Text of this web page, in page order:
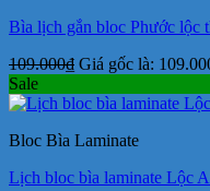
Bìa lịch gắn bloc Phước lộc
109.000₫ Giá gốc là:
Sale
Bloc Bìa Laminate
Lịch bloc bìa laminate Lộc